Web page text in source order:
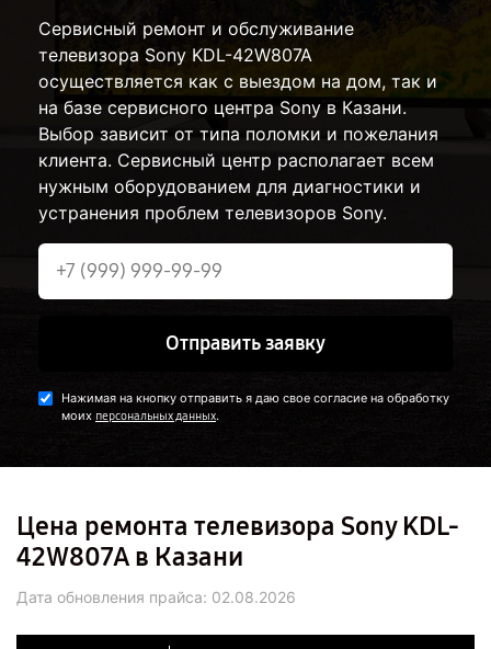
Сервисный ремонт и обслуживание
телевизора Sony KDL-42W807A
осуществляется как с выездом на дом, так и
на базе сервисного центра Sony в Казани.
Выбор зависит от типа поломки и пожелания
клиента. Сервисный центр располагает всем
нужным оборудованием для диагностики и
устранения проблем телевизоров Sony.
Отправить заявку
Нажимая на кнопку отправить я даю свое согласие на обработку
моих персональных данных.
Цена ремонта телевизора Sony KDL-
42W807A в Казани
Дата обновления прайса: 02.08.2026